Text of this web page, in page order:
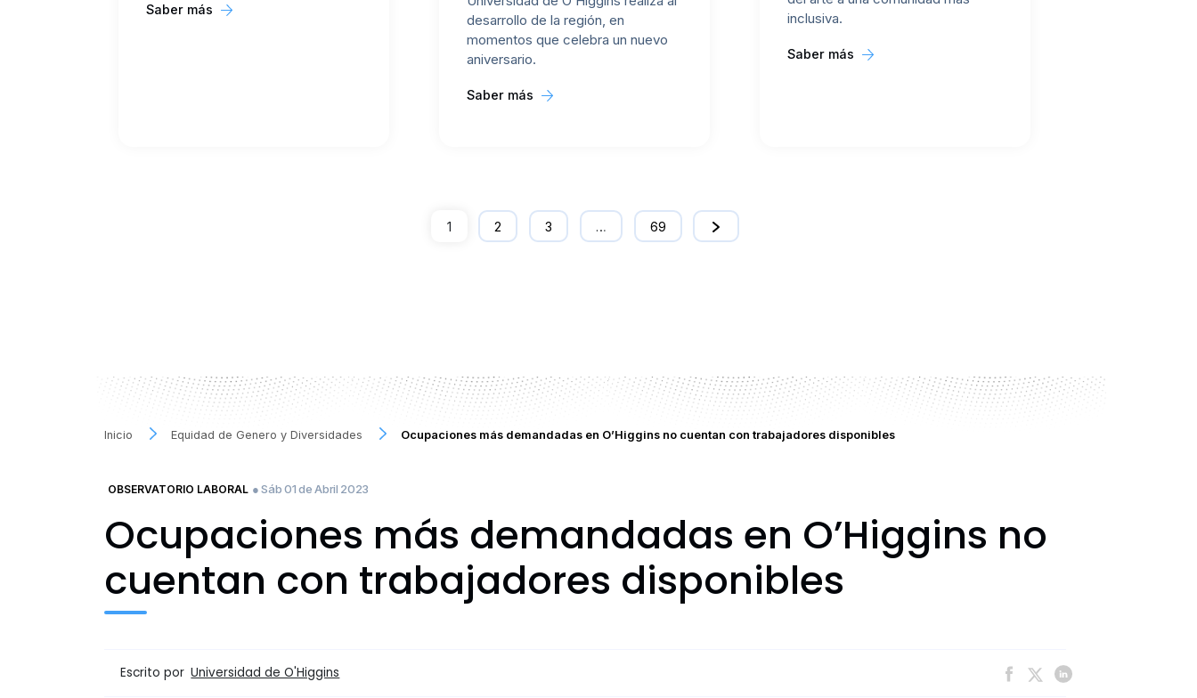
Saber más
desarrollo de la región, en
momentos que celebra un nuevo
aniversario.
Saber más
inclusiva.
Saber más
1 2 3 … 69
Inicio Equidad de Genero y Diversidades Ocupaciones más demandadas en O’Higgins no cuentan con trabajadores disponibles
OBSERVATORIO LABORAL ● Sáb 01 de Abril 2023
Ocupaciones más demandadas en O’Higgins no
cuentan con trabajadores disponibles
Escrito por Universidad de O'Higgins